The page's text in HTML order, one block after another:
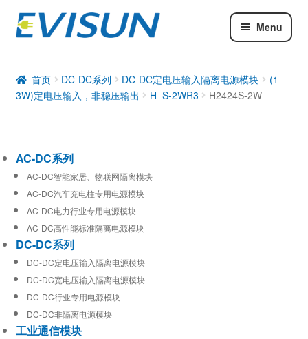
Menu
DC-DC系列
工业通信模块
首页 DC-DC系列 DC-DC定电压输入隔离电源模块
(1-
3W)定电压输入，非稳压输出
H_S-2WR3 H2424S-2W
AC-DC系列
AC-DC智能家居、物联网隔离模块
AC-DC汽车充电柱专用电源模块
AC-DC电力行业专用电源模块
AC-DC高性能标准隔离电源模块
DC-DC系列
DC-DC定电压输入隔离电源模块
DC-DC宽电压输入隔离电源模块
DC-DC行业专用电源模块
DC-DC非隔离电源模块
工业通信模块